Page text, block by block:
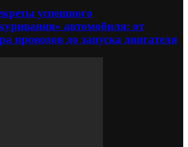
успешного
автомобиля: от
проводов до запуска двигателя